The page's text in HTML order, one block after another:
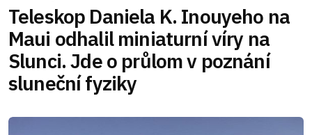
Teleskop Daniela K. Inouyeho na
Maui odhalil miniaturní víry na
Slunci. Jde o průlom v poznání
sluneční fyziky